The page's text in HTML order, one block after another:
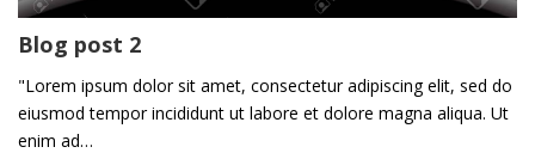
Blog post 2
"Lorem ipsum dolor sit amet, consectetur adipiscing elit, sed do
eiusmod tempor incididunt ut labore et dolore magna aliqua. Ut
enim ad…